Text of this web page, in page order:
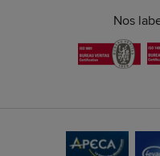
Nos